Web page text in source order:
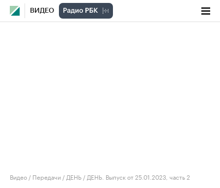
ВИДЕО
Видео / Передачи / ДЕНЬ / ДЕНЬ. Выпуск от 25.01.2023, часть 2